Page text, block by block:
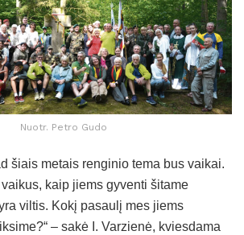
Nuotr. Petro Gudo
šiais metais renginio tema bus vaikai.
kaip jiems gyventi šitame
viltis. Kokį pasaulį mes jiems
– sakė I. Varzienė, kviesdama